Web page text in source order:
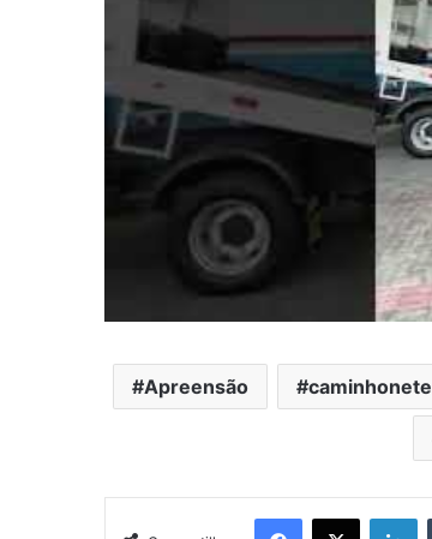
Apreensão caminhonete